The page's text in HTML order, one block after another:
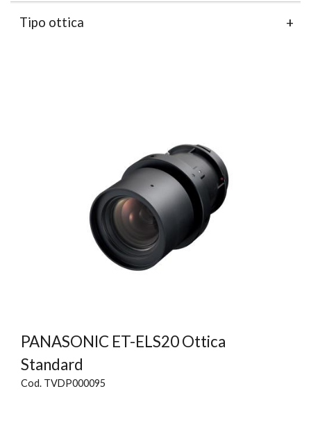
Tipo ottica
PANASONIC ET-ELS20 Ottica
Standard
Cod. TVDP000095